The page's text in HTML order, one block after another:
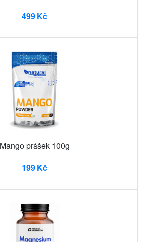
499 Kč
Mango prášek 100g
199 Kč